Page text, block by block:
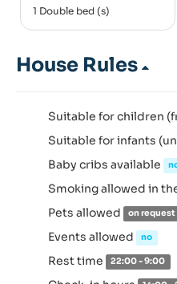
1 Double bed (s)
House Rules
Suitable for children
Suitable for infants
Baby cribs available
Smoking allowed in
Pets allowed on request
Events allowed no
Rest time 22:00 - 9:00